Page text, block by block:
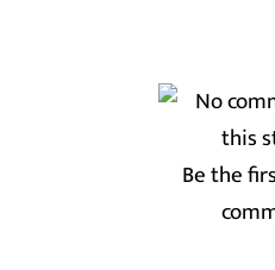
Be the